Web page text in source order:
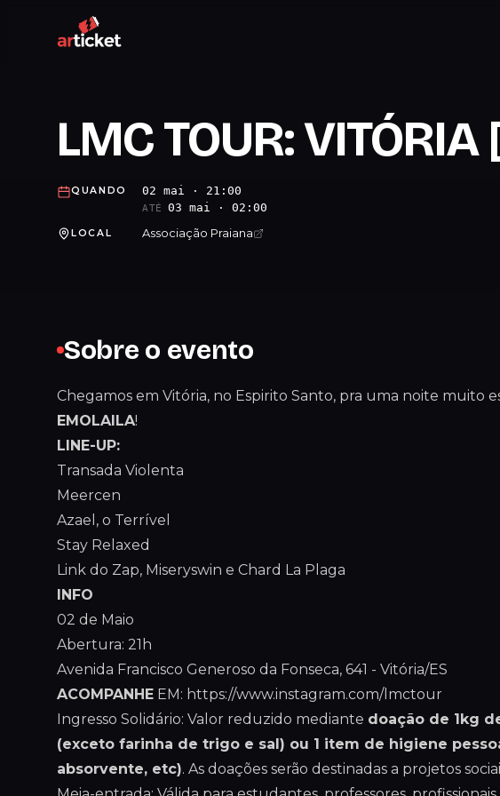
LMC TOUR: VITÓRIA
QUANDO 02 mai · 21:00
ATÉ 03 mai · 02:00
LOCAL Associação Praiana
Sobre o evento
Chegamos em Vitória, no Espirito Santo, pra uma noite muito
EMOLAILA!
LINE-UP:
Transada Violenta
Meercen
Azael, o Terrível
Stay Relaxed
Link do Zap, Miseryswin e Chard La Plaga
INFO
02 de Maio
Abertura: 21h
Avenida Francisco Generoso da Fonseca, 641 - Vitória/ES
ACOMPANHE EM: https://www.instagram.com/lmctour
Ingresso Solidário: Valor reduzido mediante doação de 1kg
(exceto farinha de trigo e sal) ou 1 item de higiene
absorvente, etc). As doações serão destinadas a projetos